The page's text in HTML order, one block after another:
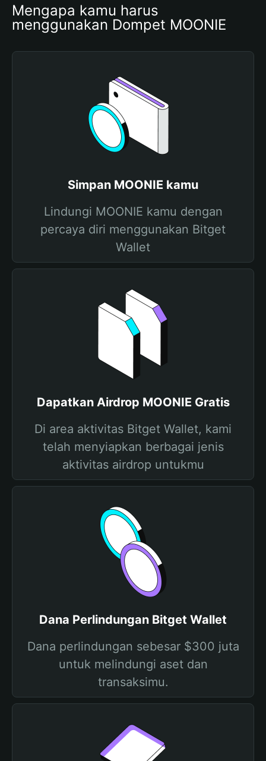
Mengapa kamu harus
menggunakan Dompet MOONIE
Simpan MOONIE kamu
Lindungi MOONIE kamu dengan
percaya diri menggunakan Bitget
Wallet
Dapatkan Airdrop MOONIE Gratis
Di area aktivitas Bitget Wallet, kami
telah menyiapkan berbagai jenis
aktivitas airdrop untukmu
Dana Perlindungan Bitget Wallet
Dana perlindungan sebesar $300 juta
untuk melindungi aset dan
transaksimu.